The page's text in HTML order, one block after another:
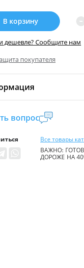
В корзину
дешевле? Сообщите нам
покупателя
21 %
доступа:0
условия
вопрос
Все товары
ВАЖНО:
ДОРОЖЕ НА